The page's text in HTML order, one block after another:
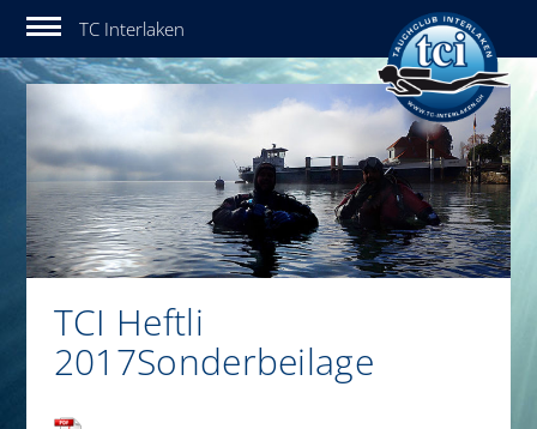
Tauchclub Interlaken
TCI Heftli
2017Sonderbeilage